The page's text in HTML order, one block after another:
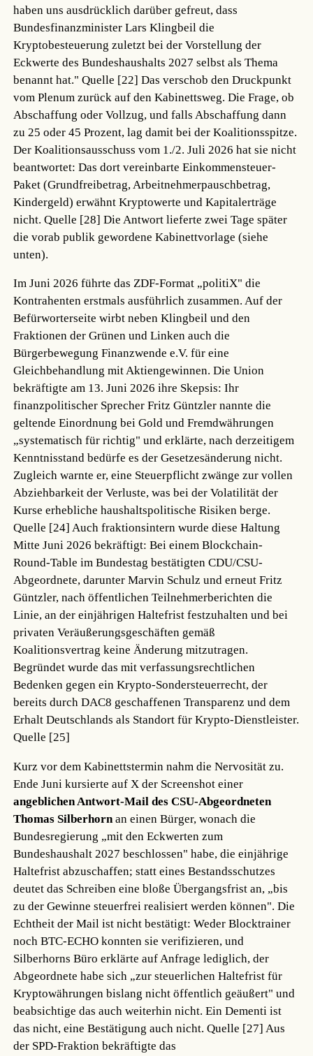
haben uns ausdrücklich darüber gefreut, dass
Bundesfinanzminister Lars Klingbeil die
Kryptobesteuerung zuletzt bei der Vorstellung der
Eckwerte des Bundeshaushalts 2027 selbst als Thema
benannt hat."Quelle [22] Das verschob den Druckpunkt
vom Plenum zurück auf den Kabinettsweg. Die Frage, ob
Abschaffung oder Vollzug, und falls Abschaffung dann
zu 25 oder 45 Prozent, lag damit bei der Koalitionsspitze.
Der Koalitionsausschuss vom 1./2. Juli 2026 hat sie nicht
beantwortet: Das dort vereinbarte Einkommensteuer-
Paket (Grundfreibetrag, Arbeitnehmerpauschbetrag,
Kindergeld) erwähnt Kryptowerte und Kapitalerträge
nicht.Quelle [28] Die Antwort lieferte zwei Tage später
die vorab publik gewordene Kabinettvorlage (siehe
unten).
Im Juni 2026 führte das ZDF-Format „politiX" die
Kontrahenten erstmals ausführlich zusammen. Auf der
Befürworterseite wirbt neben Klingbeil und den
Fraktionen der Grünen und Linken auch die
Bürgerbewegung Finanzwende e.V. für eine
Gleichbehandlung mit Aktiengewinnen. Die Union
bekräftigte am 13. Juni 2026 ihre Skepsis: Ihr
finanzpolitischer Sprecher Fritz Güntzler nannte die
geltende Einordnung bei Gold und Fremdwährungen
„systematisch für richtig" und erklärte, nach derzeitigem
Kenntnisstand bedürfe es der Gesetzesänderung nicht.
Zugleich warnte er, eine Steuerpflicht zwänge zur vollen
Abziehbarkeit der Verluste, was bei der Volatilität der
Kurse erhebliche haushaltspolitische Risiken berge.
Quelle [24] Auch fraktionsintern wurde diese Haltung
Mitte Juni 2026 bekräftigt: Bei einem Blockchain-
Round-Table im Bundestag bestätigten CDU/CSU-
Abgeordnete, darunter Marvin Schulz und erneut Fritz
Güntzler, nach öffentlichen Teilnehmerberichten die
Linie, an der einjährigen Haltefrist festzuhalten und bei
privaten Veräußerungsgeschäften gemäß
Koalitionsvertrag keine Änderung mitzutragen.
Begründet wurde das mit verfassungsrechtlichen
Bedenken gegen ein Krypto-Sondersteuerrecht, der
bereits durch DAC8 geschaffenen Transparenz und dem
Erhalt Deutschlands als Standort für Krypto-Dienstleister.
Quelle [25]
Kurz vor dem Kabinettstermin nahm die Nervosität zu.
Ende Juni kursierte auf X der Screenshot einer
angeblichen Antwort-Mail des CSU-Abgeordneten
Thomas Silberhornan einen Bürger, wonach die
Bundesregierung „mit den Eckwerten zum
Bundeshaushalt 2027 beschlossen" habe, die einjährige
Haltefrist abzuschaffen; statt eines Bestandsschutzes
deutet das Schreiben eine bloße Übergangsfrist an, „bis
zu der Gewinne steuerfrei realisiert werden können". Die
Echtheit der Mail ist nicht bestätigt: Weder Blocktrainer
noch BTC-ECHO konnten sie verifizieren, und
Silberhorns Büro erklärte auf Anfrage lediglich, der
Abgeordnete habe sich „zur steuerlichen Haltefrist für
Kryptowährungen bislang nicht öffentlich geäußert" und
beabsichtige das auch weiterhin nicht. Ein Dementi ist
das nicht, eine Bestätigung auch nicht.Quelle [27] Aus
der SPD-Fraktion bekräftigte das